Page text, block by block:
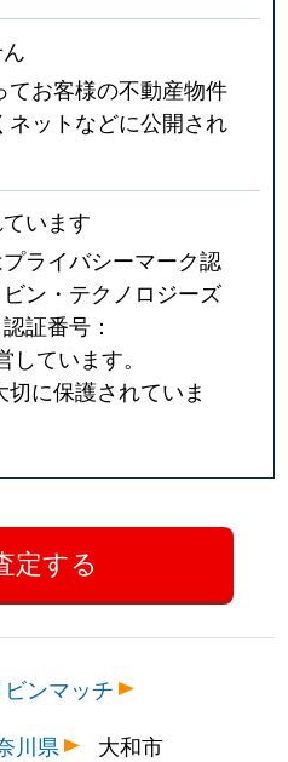
お客様の不動産物件
ットなどに公開され
います
ライバシーマーク認
ン・テクノロジーズ
証番号：
しています。
に保護されていま
ンマッチ
川県 大和市